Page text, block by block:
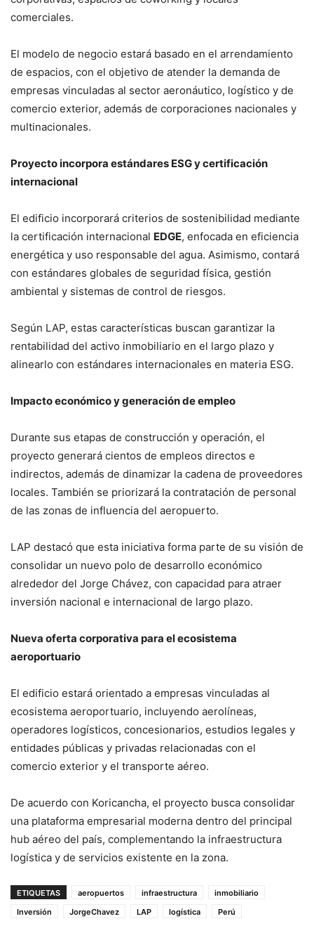
comerciales.
El modelo de negocio estará basado en el arrendamiento
de espacios, con el objetivo de atender la demanda de
empresas vinculadas al sector aeronáutico, logístico y de
comercio exterior, además de corporaciones nacionales y
multinacionales.
Proyecto incorpora estándares ESG y certificación
internacional
El edificio incorporará criterios de sostenibilidad mediante
la certificación internacional EDGE, enfocada en eficiencia
energética y uso responsable del agua. Asimismo, contará
con estándares globales de seguridad física, gestión
ambiental y sistemas de control de riesgos.
Según LAP, estas características buscan garantizar la
rentabilidad del activo inmobiliario en el largo plazo y
alinearlo con estándares internacionales en materia ESG.
Impacto económico y generación de empleo
Durante sus etapas de construcción y operación, el
proyecto generará cientos de empleos directos e
indirectos, además de dinamizar la cadena de proveedores
locales. También se priorizará la contratación de personal
de las zonas de influencia del aeropuerto.
LAP destacó que esta iniciativa forma parte de su visión de
consolidar un nuevo polo de desarrollo económico
alrededor del Jorge Chávez, con capacidad para atraer
inversión nacional e internacional de largo plazo.
Nueva oferta corporativa para el ecosistema
aeroportuario
El edificio estará orientado a empresas vinculadas al
ecosistema aeroportuario, incluyendo aerolíneas,
operadores logísticos, concesionarios, estudios legales y
entidades públicas y privadas relacionadas con el
comercio exterior y el transporte aéreo.
De acuerdo con Koricancha, el proyecto busca consolidar
una plataforma empresarial moderna dentro del principal
hub aéreo del país, complementando la infraestructura
logística y de servicios existente en la zona.
ETIQUETAS aeropuertos infraestructura
inmobiliario
Inversión
JorgeChavez LAP logística Perú